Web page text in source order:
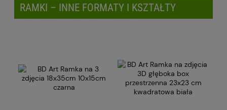
RAMKI – INNE FORMATY I KSZTAŁTY